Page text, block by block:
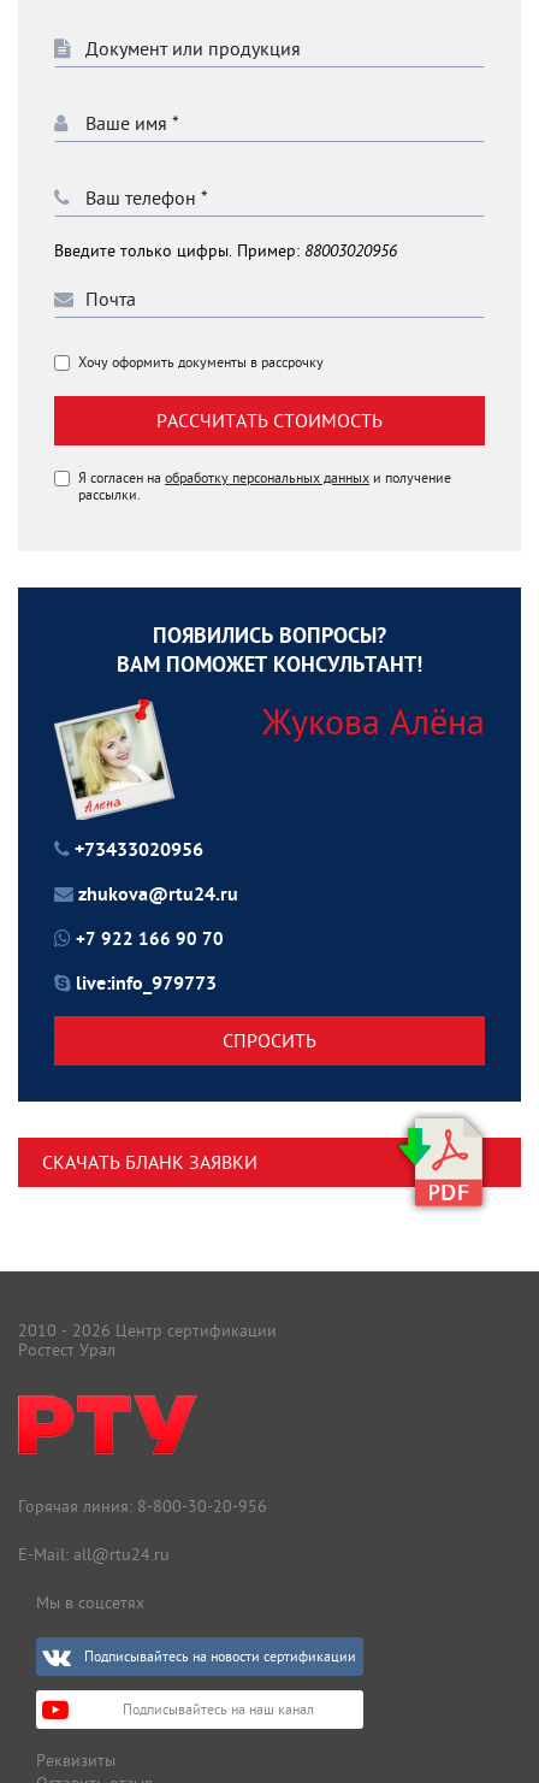
Введите только цифры. Пример: 88003020956
Хочу оформить документы в рассрочку
РАССЧИТАТЬ СТОИМОСТЬ
Я согласен на обработку персональных данных и получение
рассылки.
ПОЯВИЛИСЬ ВОПРОСЫ?
ВАМ ПОМОЖЕТ КОНСУЛЬТАНТ!
Жукова Алёна
+73433020956
zhukova@rtu24.ru
+7 922 166 90 70
live:info_979773
СПРОСИТЬ
СКАЧАТЬ БЛАНК ЗАЯВКИ
2010 - 2026 Центр сертификации
Ростест Урал
Горячая линия: 8-800-30-20-956
E-Mail: all@rtu24.ru
Мы в соцсетях
Подписывайтесь на новости сертификации
Подписывайтесь на наш канал
Реквизиты